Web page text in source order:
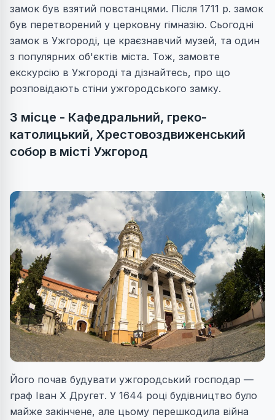
замок був взятий повстанцями. Після 1711 р. замок
був перетворений у церковну гімназію. Сьогодні
замок в Ужгороді, це краєзнавчий музей, та один
з популярних об'єктів міста. Тож, замовте
екскурсію в Ужгороді та дізнайтесь, про що
розповідають стіни ужгородського замку.
3 місце - Кафедральний, греко-
католицький, Хрестовоздвиженський
собор в місті Ужгород
Його почав будувати ужгородський господар —
граф Іван X Другет. У 1644 році будівництво було
майже закінчене, але цьому перешкодила війна